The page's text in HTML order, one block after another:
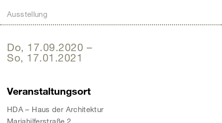
Ausstellung
Do, 17.09.2020 –
So, 17.01.2021
Veranstaltungsort
HDA – Haus der Architektur
Mariahilferstraße 2